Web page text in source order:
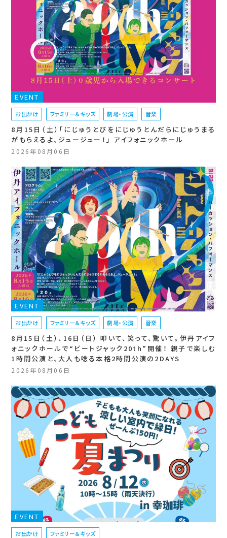
EVENT
お出かけ ファミリー＆キッズ 劇場・公演 音楽
8月15日（土）「にじゅうとびをにじゅうとんだらにじゅうまる
がもらえるよ、ジュージュー！」 アイフォニックホール
2026年08月06日
EVENT
お出かけ ファミリー＆キッズ 劇場・公演 音楽
8月15日（土）、16日（日） 叩いて、笑って、驚いて。伊丹アイフ
ォニックホールで“ビートジャック20th”開催！ 親子で楽しむ
1時間公演と、大人も唸る本格2時間公演の2DAYS
2026年08月06日
EVENT
お出かけ ファミリー＆キッズ